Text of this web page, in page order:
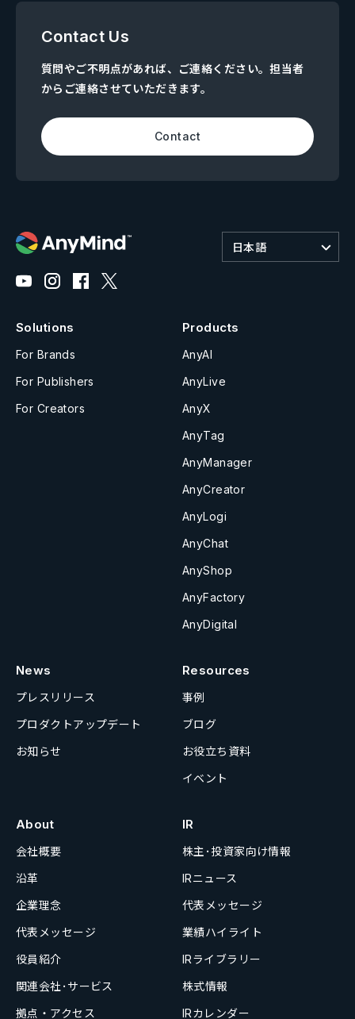
Contact Us
質問やご不明点があれば、ご連絡ください。担当者
からご連絡させていただきます。
Contact
日本語
Solutions
For Brands
For Publishers
For Creators
Products
AnyAI
AnyLive
AnyX
AnyTag
AnyManager
AnyCreator
AnyLogi
AnyChat
AnyShop
AnyFactory
AnyDigital
News
プレスリリース
プロダクトアップデート
お知らせ
Resources
事例
ブログ
お役立ち資料
イベント
About
会社概要
沿革
企業理念
代表メッセージ
役員紹介
関連会社･サービス
拠点・アクセス
IR
株主･投資家向け情報
IRニュース
代表メッセージ
業績ハイライト
IRライブラリー
株式情報
IRカレンダー